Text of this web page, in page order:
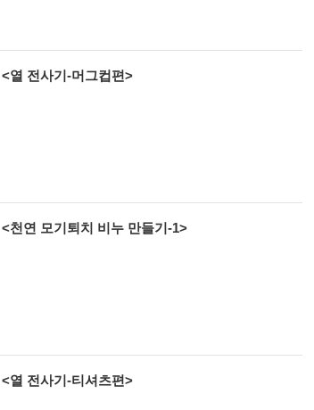
열 전사기-머그컵편>
천연 모기퇴치 비누 만들기-1>
열 전사기-티셔츠편>